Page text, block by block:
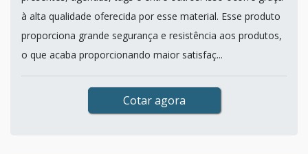
à alta qualidade oferecida por esse material. Esse produto
proporciona grande segurança e resistência aos produtos,
o que acaba proporcionando maior satisfaç...
Cotar agora